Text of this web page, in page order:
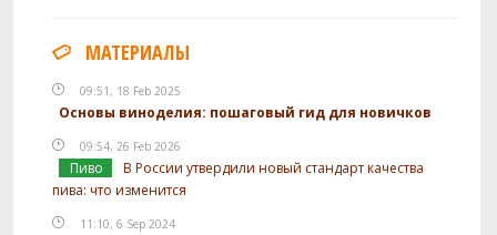
МАТЕРИАЛЫ
09:51, 18 Feb 2025
Основы виноделия: пошаговый гид для новичков
09:54, 26 Feb 2026
Пиво
В России утвердили новый стандарт качества
пива: что изменится
11:10, 6 Sep 2024